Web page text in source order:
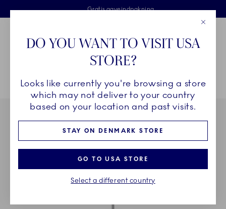
Skip Navigation
Fri levering ved køb over 500 kr. og fri retur
Gratis gaveindpakning
2 års brudgaranti
Royal Copenhagen
Breadcrumb Headlinesss
HjemSTEL Stel Hvid Riflet Hvid Riflet étagère, 5 lag
DO YOU WANT TO VISIT USA
STORE?
Looks like currently you're browsing a store
which may not deliver to your country
based on your location and past visits.
STAY ON DENMARK STORE
GO TO USA STORE
Select a different country